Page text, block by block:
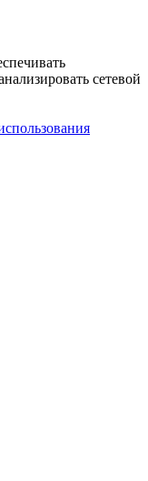
сетевой